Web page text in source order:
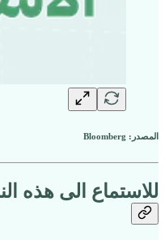
المصدر: Bloomberg
للاستماع الى هذه